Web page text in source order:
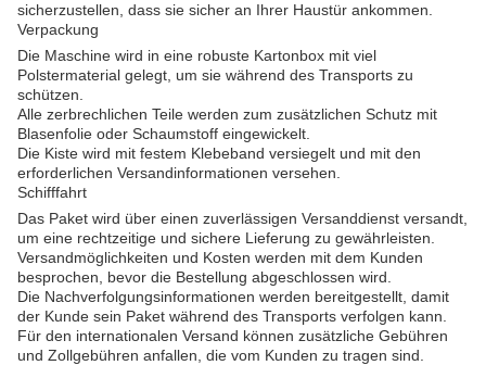
sicherzustellen, dass sie sicher an Ihrer Haustür ankommen.
Verpackung
Die Maschine wird in eine robuste Kartonbox mit viel
Polstermaterial gelegt, um sie während des Transports zu
schützen.
Alle zerbrechlichen Teile werden zum zusätzlichen Schutz mit
Blasenfolie oder Schaumstoff eingewickelt.
Die Kiste wird mit festem Klebeband versiegelt und mit den
erforderlichen Versandinformationen versehen.
Schifffahrt
Das Paket wird über einen zuverlässigen Versanddienst versandt,
um eine rechtzeitige und sichere Lieferung zu gewährleisten.
Versandmöglichkeiten und Kosten werden mit dem Kunden
besprochen, bevor die Bestellung abgeschlossen wird.
Die Nachverfolgungsinformationen werden bereitgestellt, damit
der Kunde sein Paket während des Transports verfolgen kann.
Für den internationalen Versand können zusätzliche Gebühren
und Zollgebühren anfallen, die vom Kunden zu tragen sind.